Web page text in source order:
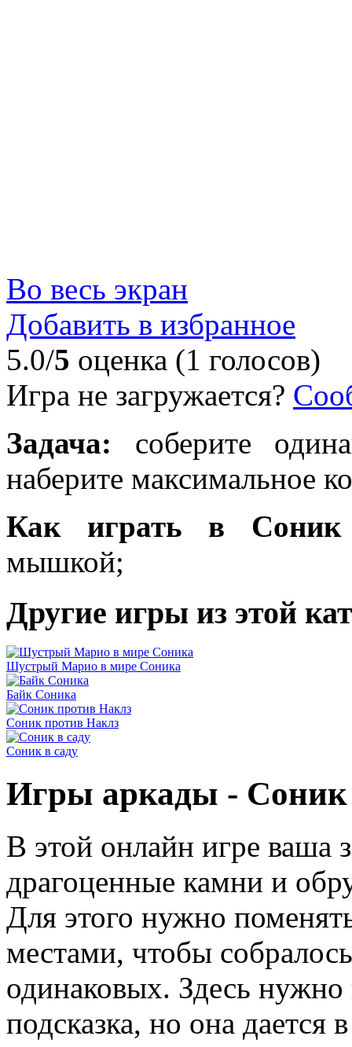
Во весь экран
Добавить в избранное
5.0/5 оценка (1 голосов)
Игра не загружается?
Задача: соберите
наберите максимальное
Как играть в Соник
мышкой;
Другие игры из этой
Шустрый Марио в мире Соника
Байк Соника
Соник против Наклз
Соник в саду
Игры аркады - Соник
В этой онлайн игре ваша
драгоценные камни и
Для этого нужно
местами, чтобы
одинаковых. Здесь
подсказка, но она дается